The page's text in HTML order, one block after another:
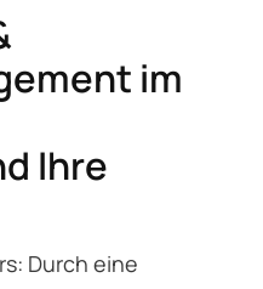
im
Ihre
Durch eine